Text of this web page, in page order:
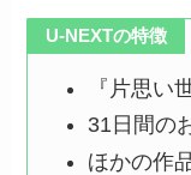
U-NEXTの特徴
『片思い
31日間の
ほかの作